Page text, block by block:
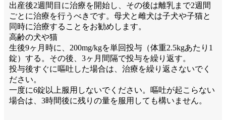
出産後2週間目に治療を開始し、その後は離乳まで2週間
ごとに治療を行うべきです。母犬と雌犬は子犬や子猫と
同時に治療することをお勧めします。
高齢の犬や猫
生後9ヶ月時に、200mg/kgを単回投与（体重2.5kgあたり1
錠）する。その後、3ヶ月間隔で投与を繰り返す。
投与後すぐに嘔吐した場合は、治療を繰り返さないでく
ださい。
一度に6錠以上服用しないでください。嘔吐が起こらない
場合は、3時間後に残りの量を服用しても構いません。